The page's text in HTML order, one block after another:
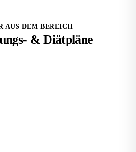
AUS DEM BEREICH
& Diätpläne